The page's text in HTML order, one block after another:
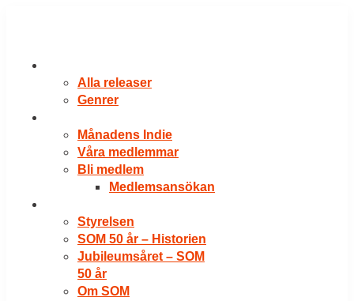
Alla releaser
Genrer
Månadens Indie
Våra medlemmar
Bli medlem
Medlemsansökan
Styrelsen
SOM 50 år – Historien
Jubileumsåret – SOM
50 år
Om SOM